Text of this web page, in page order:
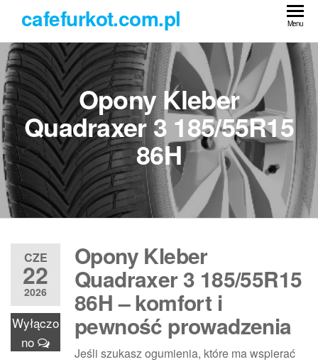
treści
cafefurkot.com.pl Menu
Opony Kleber
Quadraxer 3 185/55R15
86H
CZE
22
2026
Wyłączo
no
Opony Kleber
Quadraxer 3 185/55R15
86H – komfort i
pewność prowadzenia
Jeśli szukasz ogumienia, które ma wspierać